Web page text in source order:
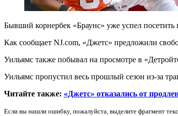
Бывший корнербек «Браунс» уже успел посетить
Как сообщает NJ.com, «Джетс» предложили
Уильямс также побывал на просмотре в
Уильямс пропустил весь прошлый сезон из-за
Читайте также: «Джетс» отказались от
Если вы нашли ошибку, пожалуйста, выделите фрагмент